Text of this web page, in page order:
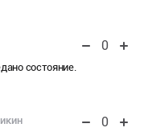
0
состояние.
0